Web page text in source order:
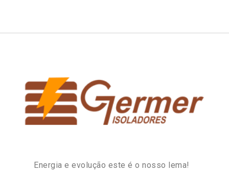
Energia e evolução este é o nosso lema!